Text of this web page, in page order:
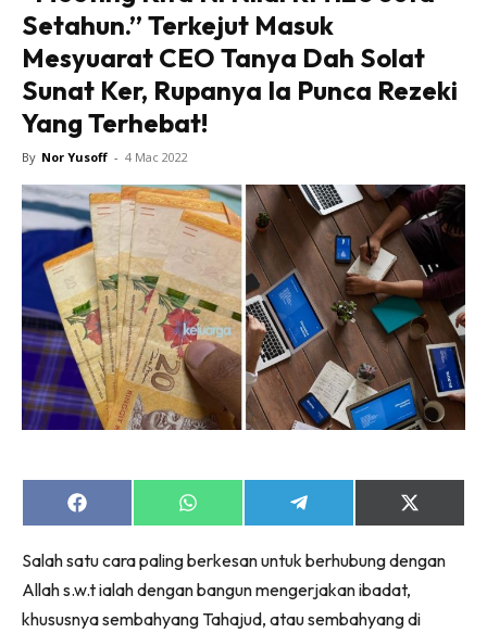
Setahun.” Terkejut Masuk
Mesyuarat CEO Tanya Dah Solat
Sunat Ker, Rupanya Ia Punca Rezeki
Yang Terhebat!
By Nor Yusoff - 4 Mac 2022
Share
on
Share
on
Share
on
Share
on
(Twitter)
Salah satu cara paling berkesan untuk berhubung dengan
Allah s.w.t ialah dengan bangun mengerjakan ibadat,
khususnya sembahyang Tahajud, atau sembahyang di